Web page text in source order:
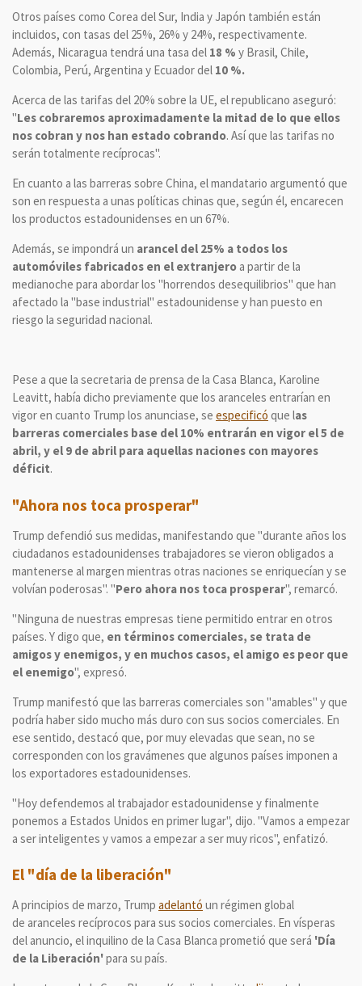
Otros países como Corea del Sur, India y Japón también están
incluidos, con tasas del 25%, 26% y 24%, respectivamente.
Además, Nicaragua tendrá una tasa del 18 % y Brasil, Chile,
Colombia, Perú, Argentina y Ecuador del 10 %.
Acerca de las tarifas del 20% sobre la UE, el republicano aseguró:
"Les cobraremos aproximadamente la mitad de lo que ellos
nos cobran y nos han estado cobrando. Así que las tarifas no
serán totalmente recíprocas".
En cuanto a las barreras sobre China, el mandatario argumentó que
son en respuesta a unas políticas chinas que, según él, encarecen
los productos estadounidenses en un 67%.
Además, se impondrá un arancel del 25% a todos los
automóviles fabricados en el extranjero a partir de la
medianoche para abordar los "horrendos desequilibrios" que han
afectado la "base industrial" estadounidense y han puesto en
riesgo la seguridad nacional.
Pese a que la secretaria de prensa de la Casa Blanca, Karoline
Leavitt, había dicho previamente que los aranceles entrarían en
vigor en cuanto Trump los anunciase, se especificó que las
barreras comerciales base del 10% entrarán en vigor el 5 de
abril, y el 9 de abril para aquellas naciones con mayores
déficit.
"Ahora nos toca prosperar"
Trump defendió sus medidas, manifestando que "durante años los
ciudadanos estadounidenses trabajadores se vieron obligados a
mantenerse al margen mientras otras naciones se enriquecían y se
volvían poderosas". "Pero ahora nos toca prosperar", remarcó.
"Ninguna de nuestras empresas tiene permitido entrar en otros
países. Y digo que, en términos comerciales, se trata de
amigos y enemigos, y en muchos casos, el amigo es peor que
el enemigo", expresó.
Trump manifestó que las barreras comerciales son "amables" y que
podría haber sido mucho más duro con sus socios comerciales. En
ese sentido, destacó que, por muy elevadas que sean, no se
corresponden con los gravámenes que algunos países imponen a
los exportadores estadounidenses.
"Hoy defendemos al trabajador estadounidense y finalmente
ponemos a Estados Unidos en primer lugar", dijo. "Vamos a empezar
a ser inteligentes y vamos a empezar a ser muy ricos", enfatizó.
El "día de la liberación"
A principios de marzo, Trump adelantó un régimen global
de aranceles recíprocos para sus socios comerciales. En vísperas
del anuncio, el inquilino de la Casa Blanca prometió que será 'Día
de la Liberación'para su país.